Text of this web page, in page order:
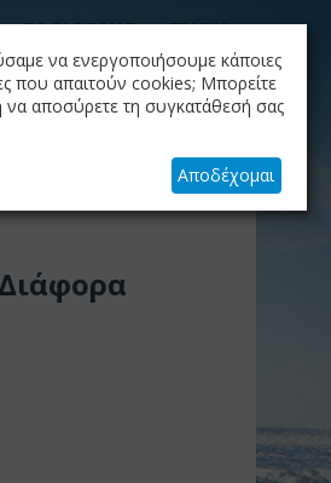
ΤΟ BLOG ΜΑΣ ΕΤΑΙΡΙΑ
ΚΑΛΆΘΙ
Το καλάθι είναι άδειο
να ενεργοποιήσουμε κάποιες
που απαιτούν cookies; Μπορείτε
να αποσύρετε τη συγκατάθεσή σας
Αποδέχομαι